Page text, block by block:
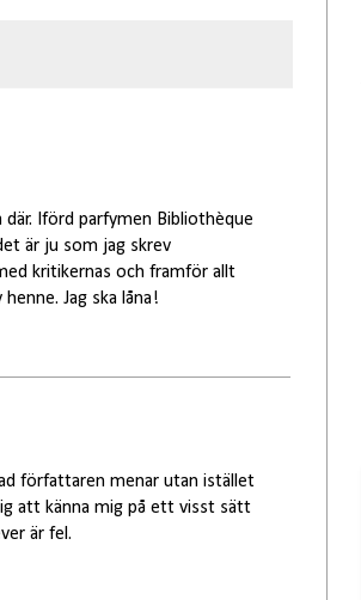
Iförd parfymen Bibliothèque
är ju som jag skrev
kritikernas och framför allt
Jag ska låna!
författaren menar utan istället
att känna mig på ett visst sätt
är fel.